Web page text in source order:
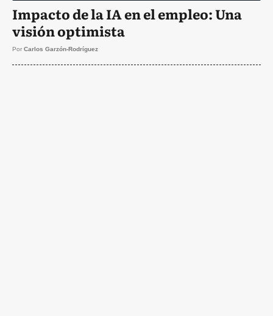
Impacto de la IA en el empleo: Una
visión optimista
Por Carlos Garzón-Rodríguez